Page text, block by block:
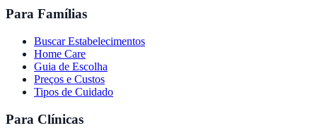
Para Famílias
Buscar Estabelecimentos
Home Care
Guia de Escolha
Preços e Custos
Tipos de Cuidado
Para Clínicas